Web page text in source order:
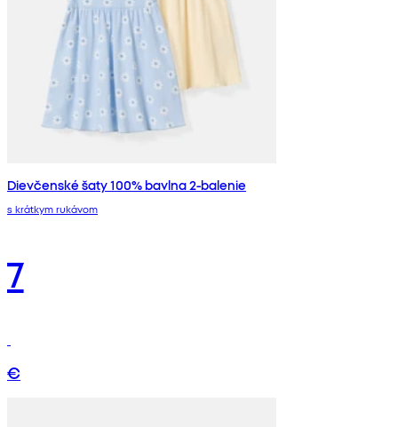
Dievčenské šaty 100% bavlna 2-balenie
s krátkym rukávom
7
€